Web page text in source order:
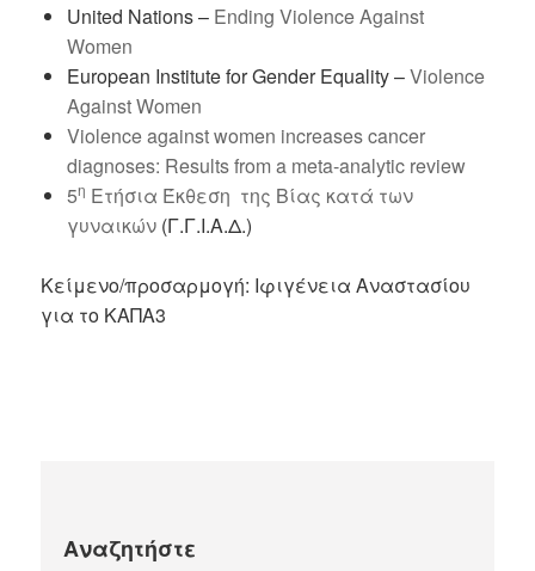
United Nations – Ending Violence Against
Women
European Institute for Gender Equality –Violence
Against Women
Violence against women increases cancer
diagnoses: Results from a meta-analytic review
5η Ετήσια Έκθεση της Βίας κατά των
γυναικών(Γ.Γ.Ι.Α.Δ.)
Κείμενο/προσαρμογή: Ιφιγένεια Αναστασίου
για το ΚΑΠΑ3
Αναζητήστε